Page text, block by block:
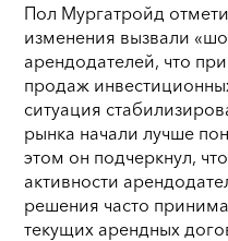
Пол Мургатройд
изменения вызвали
арендодателей, что
продаж
ситуация
рынка начали лучше
этом он подчеркнул,
активности
решения часто
текущих арендных